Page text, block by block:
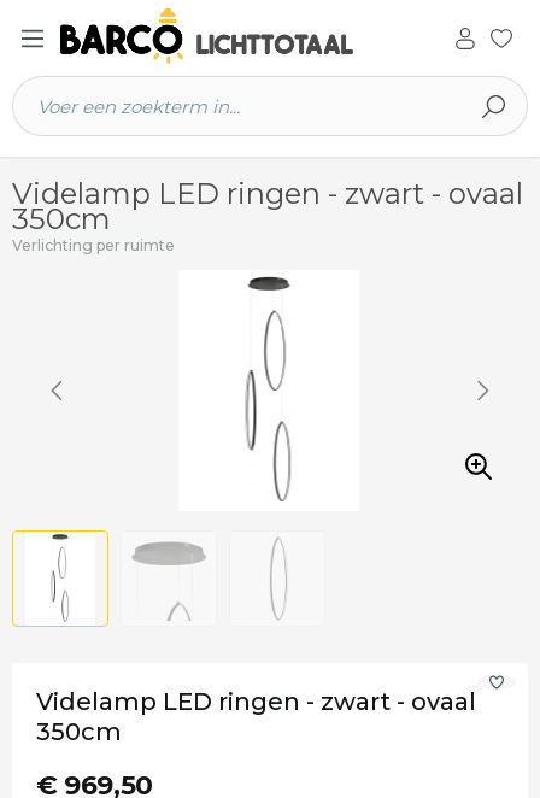
hoofdinhoud
Videlamp LED ringen - zwart - ovaal
350cm
Verlichting per ruimte
Videlamp LED ringen - zwart - ovaal
350cm
€ 969,50